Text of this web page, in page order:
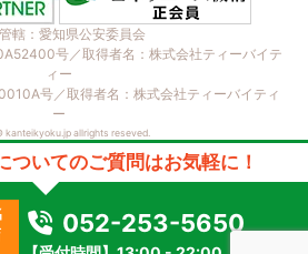
轄：愛知県公安委員会
号／取得者名：株式会社ティーバイテ
ィー
号／取得者名：株式会社ティーバイティ
ー
kanteikyoku.jp allrights reseved.
ついてのご質問はお気軽に！
052-253-5650